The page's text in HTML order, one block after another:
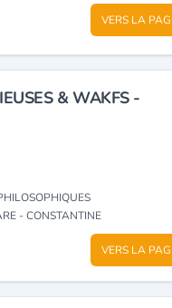
VERS LA
& WAKFS -
- CONSTANTINE
VERS LA